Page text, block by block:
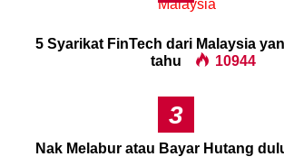
5 Syarikat FinTech dari Malaysia
tahu
10944
3
Nak Melabur atau Bayar Hutang